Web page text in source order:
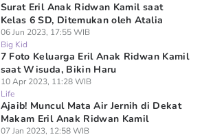
Surat Eril Anak Ridwan Kamil saat
Kelas 6 SD, Ditemukan oleh Atalia
06 Jun 2023, 17:55 WIB
Big Kid
7 Foto Keluarga Eril Anak Ridwan Kamil
saat Wisuda, Bikin Haru
10 Apr 2023, 11:28 WIB
Life
Ajaib! Muncul Mata Air Jernih di Dekat
Makam Eril Anak Ridwan Kamil
07 Jan 2023, 12:58 WIB